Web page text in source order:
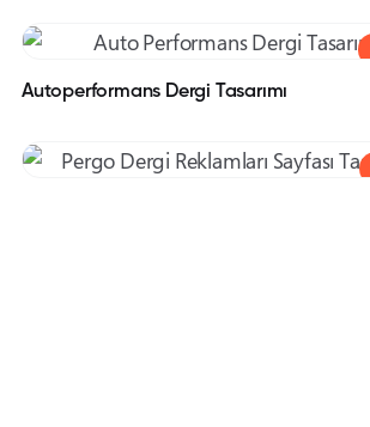
Autoperformans Dergi Tasarımı